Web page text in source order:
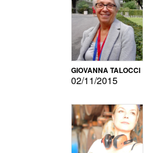
GIOVANNA TALOCCI
02/11/2015